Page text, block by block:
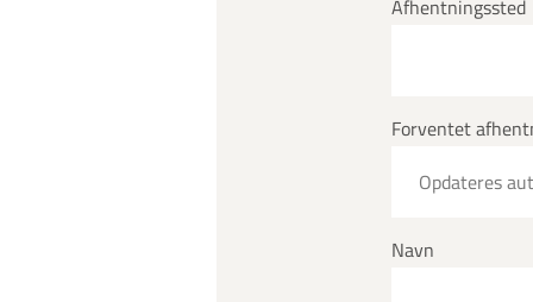
Afhentningssted
Forventet
Navn